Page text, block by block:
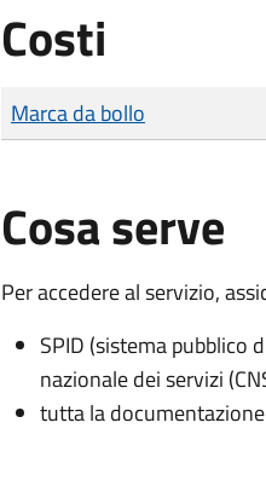
Costi
Tipo di pagamento
Importo
Marca da bollo
Cosa serve
Per accedere al servizio,
SPID (sistema pubblico
nazionale dei servizi
tutta la